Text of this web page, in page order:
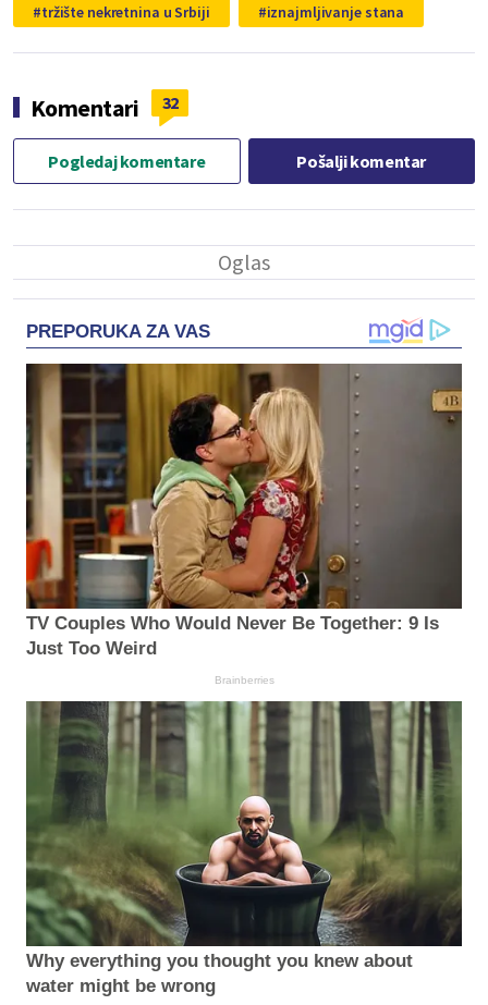
tržište nekretnina u Srbiji
iznajmljivanje stana
Komentari 32
Pogledaj komentare Pošalji komentar
PREPORUKA ZA VAS
TV Couples Who Would Never Be Together: 9 Is
Just Too Weird
Brainberries
Why everything you thought you knew about
water might be wrong